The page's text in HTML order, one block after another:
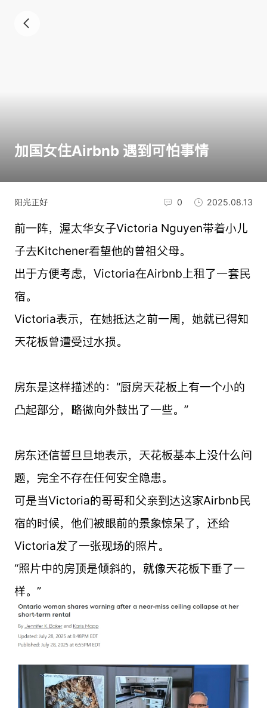
加国女住Airbnb 遇到可怕事情
阳光正好 0 2025.08.13
前一阵，渥太华女子Victoria Nguyen带着小儿
子去Kitchener看望他的曾祖父母。
出于方便考虑，Victoria在Airbnb上租了一套民
宿。
Victoria表示，在她抵达之前一周，她就已得知
天花板曾遭受过水损。
房东是这样描述的：“厨房天花板上有一个小的
凸起部分，略微向外鼓出了一些。”
房东还信誓旦旦地表示，天花板基本上没什么问
题，完全不存在任何安全隐患。
可是当Victoria的哥哥和父亲到达这家Airbnb民
宿的时候，他们被眼前的景象惊呆了，还给
Victoria发了一张现场的照片。
“照片中的房顶是倾斜的，就像天花板下垂了一
样。”